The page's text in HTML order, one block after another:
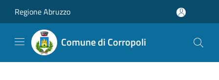
Regione Abruzzo
Comune di Corropoli